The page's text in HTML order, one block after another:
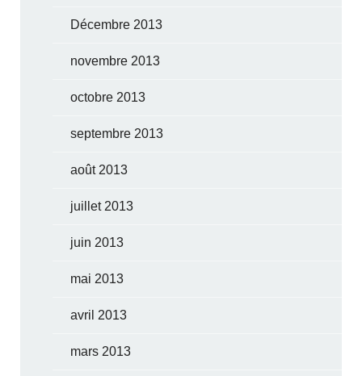
Décembre 2013
novembre 2013
octobre 2013
septembre 2013
août 2013
juillet 2013
juin 2013
mai 2013
avril 2013
mars 2013